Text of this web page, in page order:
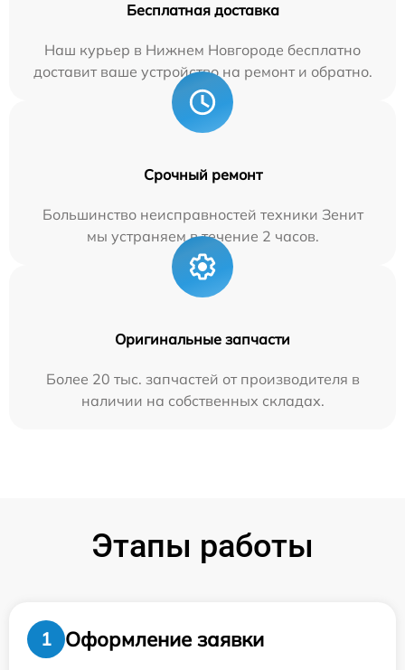
Бесплатная доставка
Наш курьер в Нижнем Новгороде бесплатно
доставит ваше устройство на ремонт и обратно.
Срочный ремонт
Большинство неисправностей техники Зенит
мы устраняем в течение 2 часов.
Оригинальные запчасти
Более 20 тыс. запчастей от производителя в
наличии на собственных складах.
Этапы работы
1
Оформление заявки